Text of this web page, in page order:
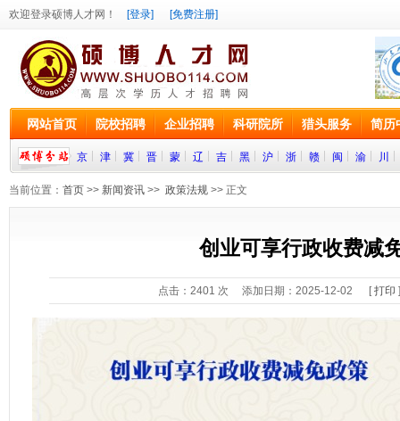
欢迎登录硕博人才网！ [登录] [免费注册]
网站首页 院校招聘 企业招聘 科研院所 猎头服务 简历
京 津 冀 晋 蒙 辽 吉 黑 沪 浙 赣 闽 渝 川
当前位置： 首页 >> 新闻资讯 >> 政策法规 >> 正文
创业可享行政收费减
点击： 2401 次 添加日期：2025-12-02 [打印